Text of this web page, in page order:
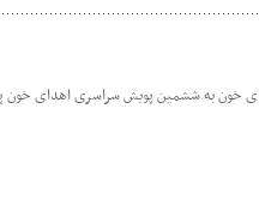
خون به ششمین پویش سراسری اهدای خون